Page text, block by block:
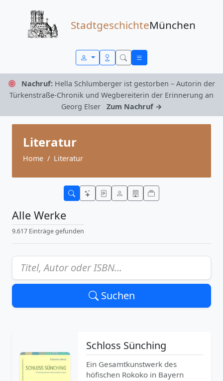
StadtgeschichteMünchen
Nachruf: Hella Schlumberger ist gestorben – Autorin der
Türkenstraße-Chronik und Wegbereiterin der Erinnerung an
Georg Elser
Zum Nachruf →
Literatur
Home Literatur
Alle Werke
9.617 Einträge gefunden
Suchen
Schloss Sünching
Ein Gesamtkunstwerk des
höfischen Rokoko in Bayern